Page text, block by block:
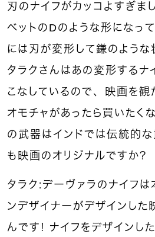
刃のナイフがカッコよすぎま
ベットのDのような形になっ
には刃が変形して鎌のような
タラクさんはあの変形するナ
こなしているので、映画を観
オモチャがあったら買いたく
の武器はインドでは伝統的な
も映画のオリジナルですか？
タラク：デーヴァラのナイフ
ンデザイナーがデザインした
んです！ ナイフをデザインし